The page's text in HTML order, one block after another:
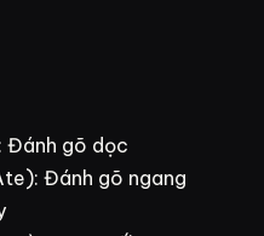
Đánh gõ dọc
Đánh gõ ngang